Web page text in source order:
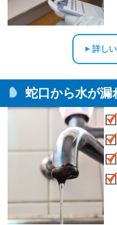
▲詳し
蛇口から水が漏